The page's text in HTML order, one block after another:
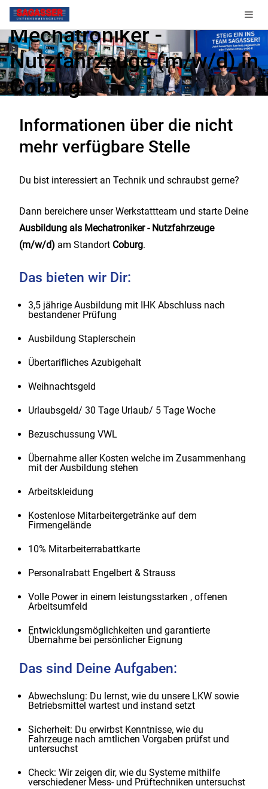
Ausbildung als
Mechatroniker -
Nutzfahrzeuge (m/w/d) in
Coburg
Diese Stelle ist nicht mehr verfügbar.
Informationen über die nicht
mehr verfügbare Stelle
Du bist interessiert an Technik und schraubst gerne?
Dann bereichere unser Werkstattteam und starte Deine
Ausbildung als Mechatroniker - Nutzfahrzeuge
(m/w/d) am Standort Coburg.
Das bieten wir Dir:
3,5 jährige Ausbildung mit IHK Abschluss nach
bestandener Prüfung
Ausbildung Staplerschein
Übertarifliches Azubigehalt
Weihnachtsgeld
Urlaubsgeld/ 30 Tage Urlaub/ 5 Tage Woche
Bezuschussung VWL
Übernahme aller Kosten welche im Zusammenhang
mit der Ausbildung stehen
Arbeitskleidung
Kostenlose Mitarbeitergetränke auf dem
Firmengelände
10% Mitarbeiterrabattkarte
Personalrabatt Engelbert & Strauss
Volle Power in einem leistungsstarken , offenen
Arbeitsumfeld
Entwicklungsmöglichkeiten und garantierte
Übernahme bei persönlicher Eignung
Das sind Deine Aufgaben:
Abwechslung: Du lernst, wie du unsere LKW sowie
Betriebsmittel wartest und instand setzt
Sicherheit: Du erwirbst Kenntnisse, wie du
Fahrzeuge nach amtlichen Vorgaben prüfst und
untersuchst
Check: Wir zeigen dir, wie du Systeme mithilfe
verschiedener Mess- und Prüftechniken untersuchst